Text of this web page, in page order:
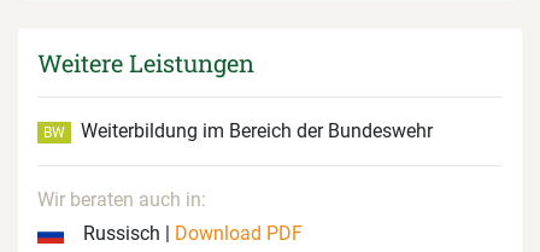
Weitere Leistungen
BW Weiterbildung im Bereich der Bundeswehr
Wir beraten auch in:
Russisch |
Download PDF